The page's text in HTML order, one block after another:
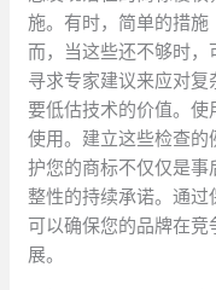
施。有时，简单的措施
而，当这些还不够时，
寻求专家建议来应对
要低估技术的价值。使
使用。建立这些检查
护您的商标不仅仅是事
整性的持续承诺。通
可以确保您的品牌在
展。